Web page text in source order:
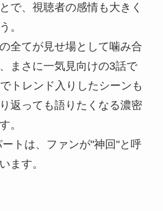
で、視聴者の感情も大きく
。
全てが見せ場として噛み合
まさに一気見向けの3話で
トレンド入りしたシーンも
返っても語りたくなる濃密
。
トは、ファンが"神回"と呼
ます。